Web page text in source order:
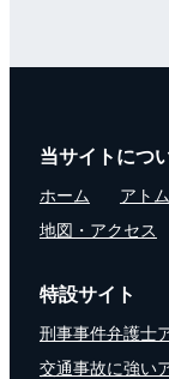
当サイトにつ
ホーム アト
地図・アクセス
特設サイト
刑事事件弁護士
交通事故に強い